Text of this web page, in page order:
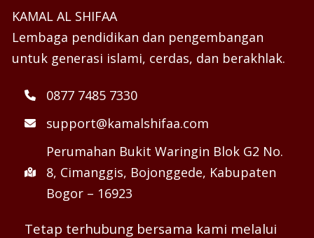
KAMAL AL SHIFAA
Lembaga pendidikan dan pengembangan
untuk generasi islami, cerdas, dan berakhlak.
0877 7485 7330
support@kamalshifaa.com
Perumahan Bukit Waringin Blok G2 No.
8, Cimanggis, Bojonggede, Kabupaten
Bogor – 16923
Tetap terhubung bersama kami melalui